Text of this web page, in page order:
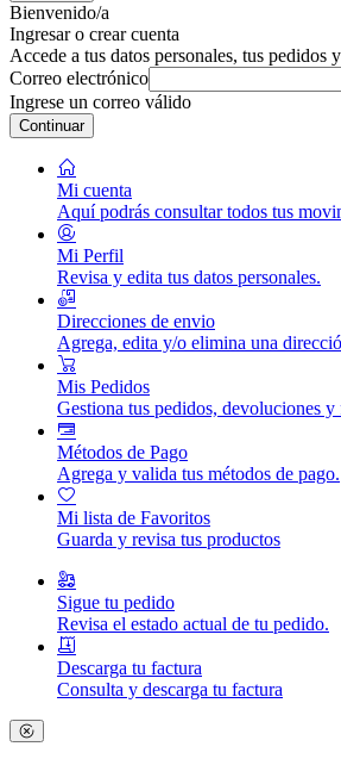
Bienvenido/a
Ingresar o crear cuenta
Accede a tus datos personales, tus pedidos
Correo electrónico
Ingrese un correo válido
Continuar
Mi cuenta
Aquí podrás consultar todos tus
Mi Perfil
Revisa y edita tus datos personales.
Direcciones de envio
Agrega, edita y/o elimina una
Mis Pedidos
Gestiona tus pedidos, devoluciones y
Métodos de Pago
Agrega y valida tus métodos de pago.
Mi lista de Favoritos
Guarda y revisa tus productos
Sigue tu pedido
Revisa el estado actual de tu pedido.
Descarga tu factura
Consulta y descarga tu factura